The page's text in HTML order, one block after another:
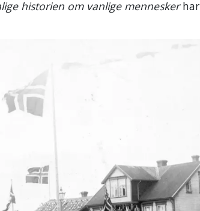
historien om vanlige menneskerhar